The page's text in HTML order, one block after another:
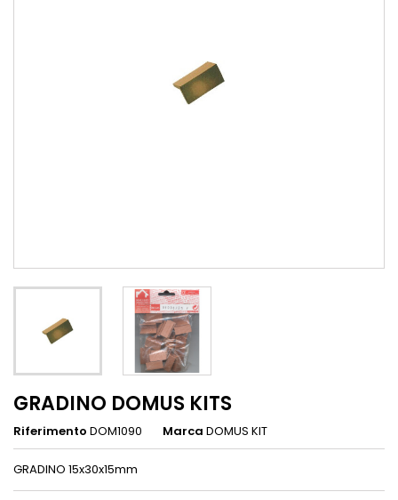
GRADINO DOMUS KITS
Riferimento DOM1090 Marca DOMUS KIT
GRADINO 15x30x15mm